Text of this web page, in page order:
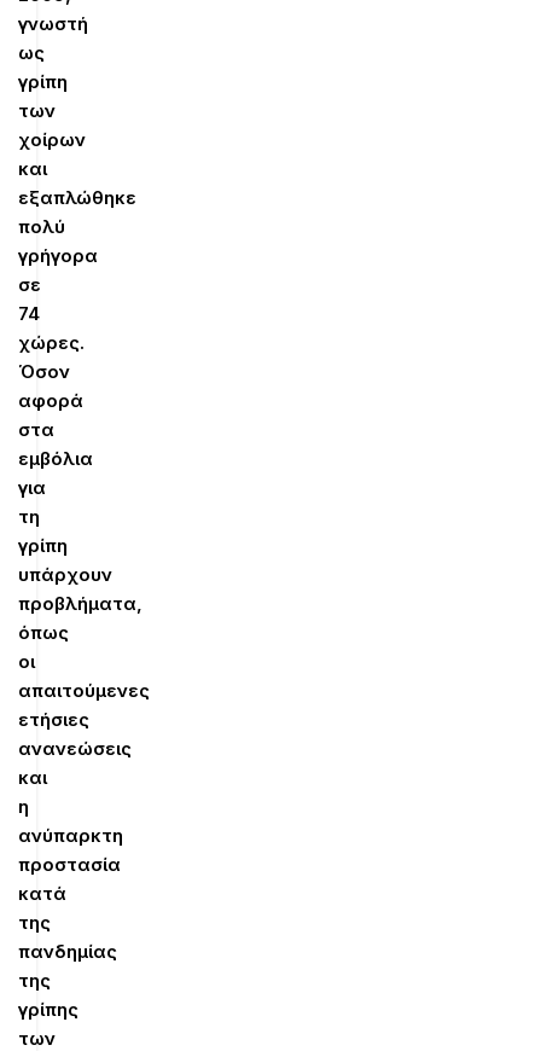
γνωστή
ως
γρίπη
των
χοίρων
και
εξαπλώθηκε
πολύ
γρήγορα
σε
74
χώρες.
Όσον
αφορά
στα
εμβόλια
για
τη
γρίπη
υπάρχουν
προβλήματα,
όπως
οι
απαιτούμενες
ετήσιες
ανανεώσεις
και
η
ανύπαρκτη
προστασία
κατά
της
πανδημίας
της
γρίπης
των